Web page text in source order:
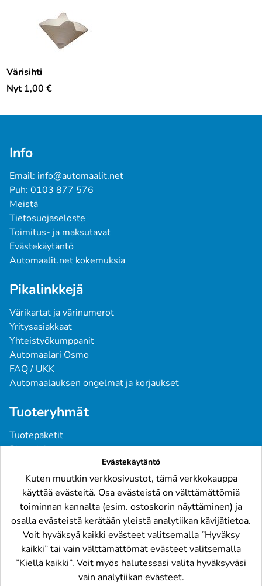
Värisihti
Nyt 1,00 €
Info
Email: info@automaalit.net
Puh: 0103 877 576
Meistä
Tietosuojaseloste
Toimitus- ja maksutavat
Evästekäytäntö
Automaalit.net kokemuksia
Pikalinkkejä
Värikartat ja värinumerot
Yritysasiakkaat
Yhteistyökumppanit
Automaalari Osmo
FAQ / UKK
Automaalauksen ongelmat ja korjaukset
Tuoteryhmät
Tuotepaketit
Pintavärit
Pohjatuotteet
Tarvikkeet
Raskaskalusto
Löydät meidät
Evästekäytäntö
Kuten muutkin verkkosivustot, tämä verkkokauppa
käyttää evästeitä. Osa evästeistä on välttämättömiä
toiminnan kannalta (esim. ostoskorin näyttäminen) ja
osalla evästeistä kerätään yleistä analytiikan kävijätietoa.
Voit hyväksyä kaikki evästeet valitsemalla ”Hyväksy
kaikki” tai vain välttämättömät evästeet valitsemalla
”Kiellä kaikki”. Voit myös halutessasi valita hyväksyväsi
vain analytiikan evästeet.